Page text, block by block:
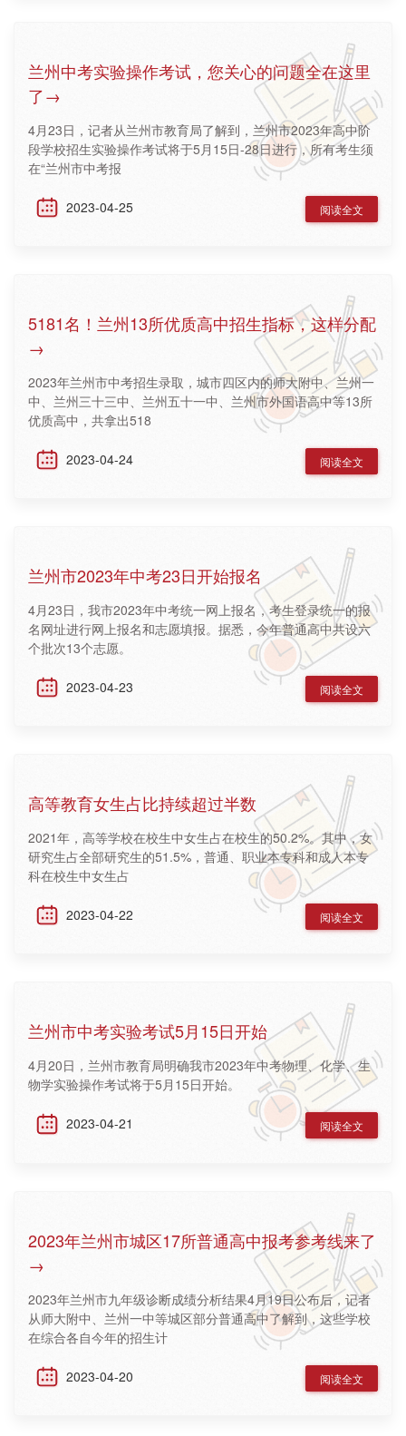
兰州中考实验操作考试，您关心的问题全在这里
了→
4月23日，记者从兰州市教育局了解到，兰州市2023年高中阶
段学校招生实验操作考试将于5月15日-28日进行，所有考生须
在“兰州市中考报
2023-04-25 阅读全文
5181名！兰州13所优质高中招生指标，这样分配
→
2023年兰州市中考招生录取，城市四区内的师大附中、兰州一
中、兰州三十三中、兰州五十一中、兰州市外国语高中等13所
优质高中，共拿出518
2023-04-24 阅读全文
兰州市2023年中考23日开始报名
4月23日，我市2023年中考统一网上报名，考生登录统一的报
名网址进行网上报名和志愿填报。据悉，今年普通高中共设六
个批次13个志愿。
2023-04-23 阅读全文
高等教育女生占比持续超过半数
2021年，高等学校在校生中女生占在校生的50.2%。其中，女
研究生占全部研究生的51.5%，普通、职业本专科和成人本专
科在校生中女生占
2023-04-22 阅读全文
兰州市中考实验考试5月15日开始
4月20日，兰州市教育局明确我市2023年中考物理、化学、生
物学实验操作考试将于5月15日开始。
2023-04-21 阅读全文
2023年兰州市城区17所普通高中报考参考线来了
→
2023年兰州市九年级诊断成绩分析结果4月19日公布后，记者
从师大附中、兰州一中等城区部分普通高中了解到，这些学校
在综合各自今年的招生计
2023-04-20 阅读全文